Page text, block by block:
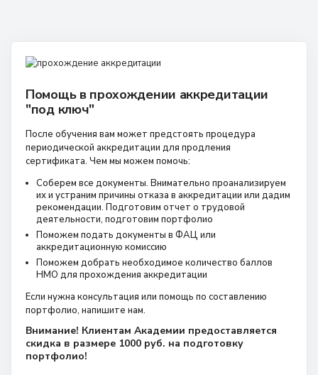
Помощь в прохождении аккредитации
"под ключ"
После обучения вам может предстоять процедура
периодической аккредитации для продления
сертификата. Чем мы можем помочь:
Соберем все документы. Внимательно проанализируем
их и устраним причины отказа в аккредитации или дадим
рекомендации. Подготовим отчет о трудовой
деятельности, подготовим портфолио
Поможем подать документы в ФАЦ или
аккредитационную комиссию
Поможем добрать необходимое количество баллов
НМО для прохождения аккредитации
Если нужна консультация или помощь по составлению
портфолио, напишите нам.
Внимание! Клиентам Академии предоставляется
скидка в размере 1000 руб. на подготовку
портфолио!